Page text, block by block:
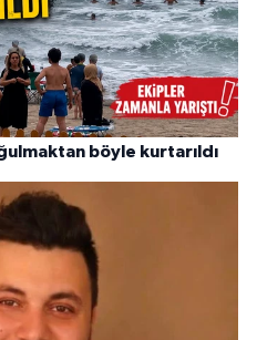
böyle kurtarıldı